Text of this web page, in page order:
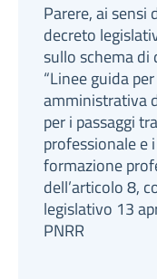
Parere, ai sensi
decreto
sullo schema di
“Linee guida
amministrativa
per i passaggi
professionale e
formazione
dell’articolo 8,
legislativo 13
PNRR